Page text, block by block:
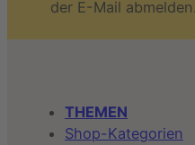
der E-Mail abmelden.
THEMEN
Shop-Kategorien